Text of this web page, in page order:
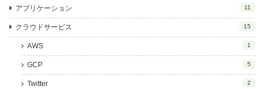
アプリケーション 11
クラウドサービス 15
AWS 1
GCP 5
Twitter 2